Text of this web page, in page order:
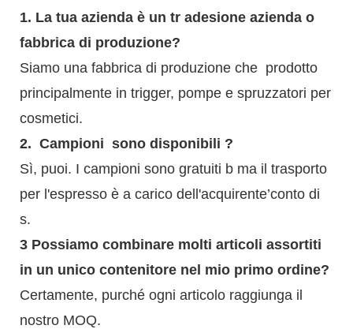
1. La tua azienda è un tr adesione azienda o
fabbrica di produzione?
Siamo una fabbrica di produzione che prodotto
principalmente in trigger, pompe e spruzzatori per
cosmetici.
2. Campioni sono disponibili ?
Sì, puoi. I campioni sono gratuiti b ma il trasporto
per l'espresso è a carico dell'acquirente’conto di
s.
3 Possiamo combinare molti articoli assortiti
in un unico contenitore nel mio primo ordine?
Certamente, purché ogni articolo raggiunga il
nostro MOQ.